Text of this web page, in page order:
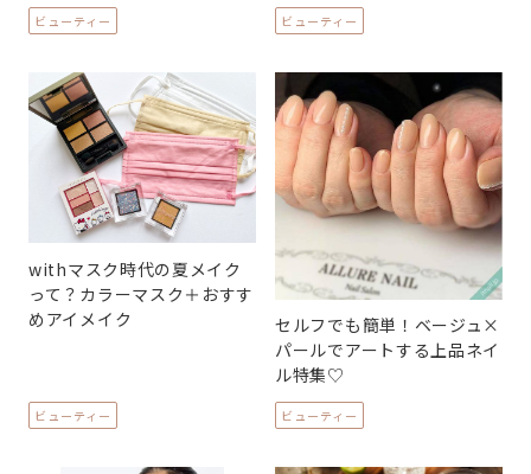
ビューティー ビューティー
withマスク時代の夏メイク
って？カラーマスク＋おすす
めアイメイク
ビューティー
セルフでも簡単！ベージュ×
パールでアートする上品ネイ
ル特集♡
ビューティー